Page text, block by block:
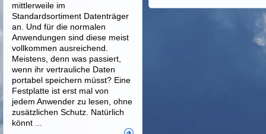
mittlerweile im
Standardsortiment Datenträger
an. Und für die normalen
Anwendungen sind diese meist
vollkommen ausreichend.
Meistens, denn was passiert,
wenn ihr vertrauliche Daten
portabel speichern müsst? Eine
Festplatte ist erst mal von
jedem Anwender zu lesen, ohne
zusätzlichen Schutz. Natürlich
könnt ...